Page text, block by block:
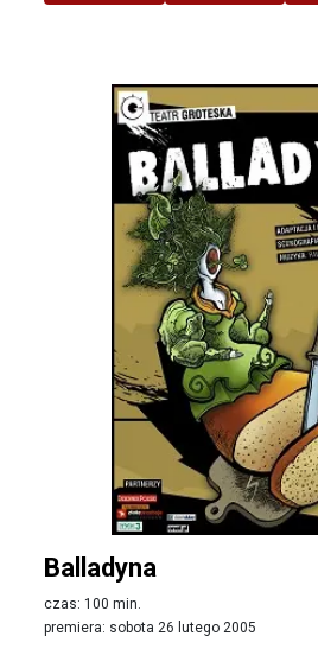
Balladyna
czas: 100 min.
premiera: sobota 26 lutego 2005